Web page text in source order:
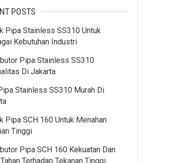
POSTS
Pipa Stainless SS310 Untuk
Kebutuhan Industri
Pipa Stainless SS310
Di Jakarta
Stainless SS310 Murah Di
Pipa SCH 160 Untuk Menahan
Tinggi
Pipa SCH 160 Kekuatan Dan
Terhadap Tekanan Tinggi